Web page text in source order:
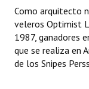
Antiguos
Reconocimientos
Bariloche,
Como arquitecto
veleros Optimist
1987, ganadores
que se realiza en
de los Snipes